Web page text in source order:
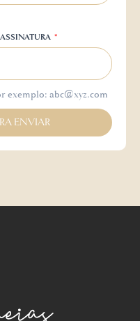
exemplo: abc@xyz.com
ENVIAR